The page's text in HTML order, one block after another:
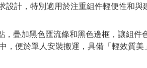
設計，特別適用於注重組件輕便性和與
，疊加黑色匯流條和黑色邊框，讓組
，便於單人安裝搬運，具備「輕效質美